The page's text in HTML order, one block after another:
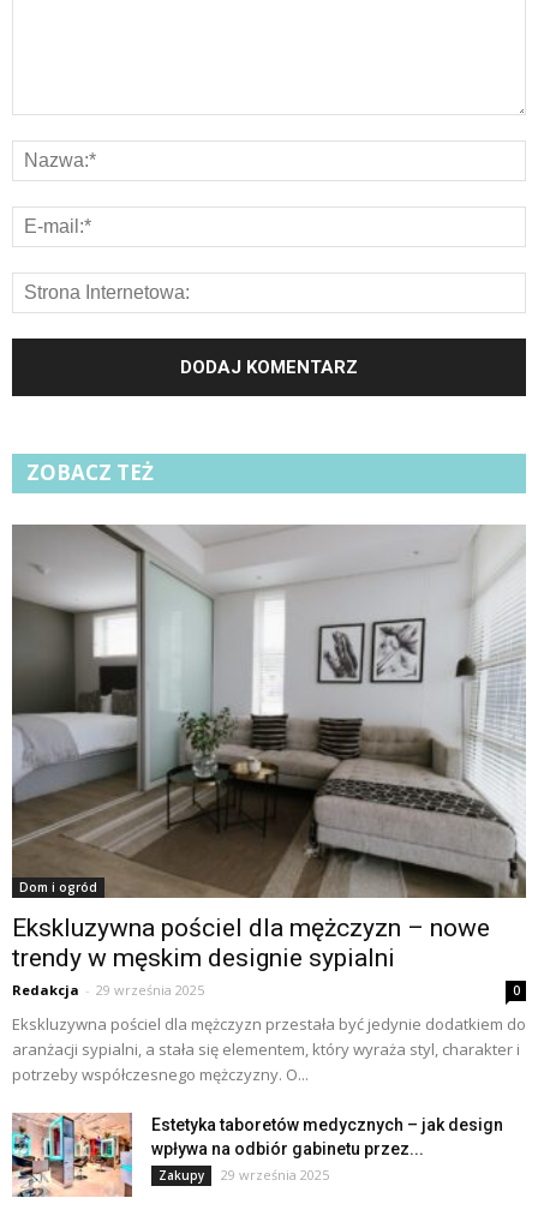
ZOBACZ TEŻ
Dom i ogród
Ekskluzywna pościel dla mężczyzn – nowe
trendy w męskim designie sypialni
Redakcja - 29 września 2025 0
Ekskluzywna pościel dla mężczyzn przestała być jedynie dodatkiem do
aranżacji sypialni, a stała się elementem, który wyraża styl, charakter i
potrzeby współczesnego mężczyzny. O...
Estetyka taboretów medycznych – jak design
wpływa na odbiór gabinetu przez...
Zakupy 29 września 2025